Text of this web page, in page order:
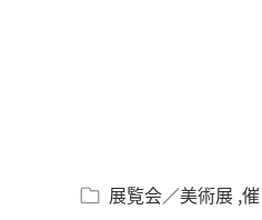
展覧会／美術展